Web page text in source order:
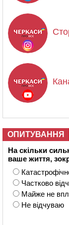
ОПИТУВАННЯ
На скільки
ваше життя,
Частково
Майже не
Не відчуваю